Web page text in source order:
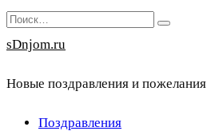
Перейти
к
Search
for:
sDnjom.ru
Новые поздравления и пожелания
Поздравления